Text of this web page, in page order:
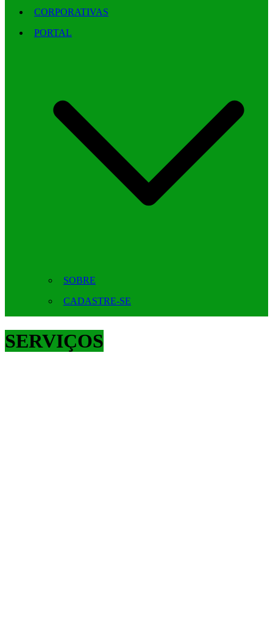
CORPORATIVAS
PORTAL
SOBRE
CADASTRE-SE
SERVIÇOS